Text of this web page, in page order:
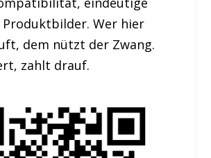
Produktbilder. Wer hier
dem nützt der Zwang.
zahlt drauf.